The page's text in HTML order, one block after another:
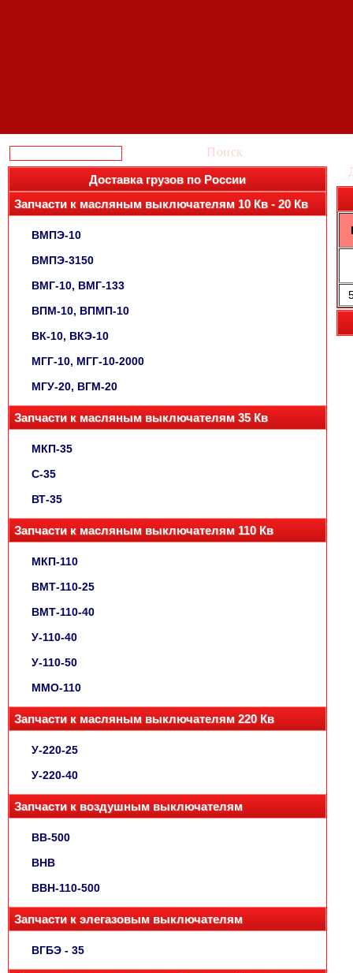
Поиск
Доставка грузов по России
Запчасти к масляным выключателям 10 Кв - 20 Кв
ВМПЭ-10
ВМПЭ-3150
ВМГ-10, ВМГ-133
ВПМ-10, ВПМП-10
ВК-10, ВКЭ-10
МГГ-10, МГГ-10-2000
МГУ-20, ВГМ-20
Запчасти к масляным выключателям 35 Кв
МКП-35
С-35
ВТ-35
Запчасти к масляным выключателям 110 Кв
МКП-110
ВМТ-110-25
ВМТ-110-40
У-110-40
У-110-50
ММО-110
Запчасти к масляным выключателям 220 Кв
У-220-25
У-220-40
Запчасти к воздушным выключателям
ВВ-500
ВНВ
ВВН-110-500
Запчасти к элегазовым выключателям
ВГБЭ - 35